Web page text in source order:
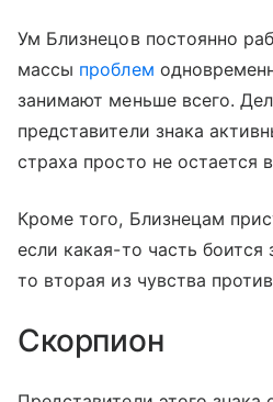
Ум Близнецов постоянно
массы проблем
занимают меньше всего.
представители знака
страха просто не остается
Кроме того, Близнецам
если какая-то часть
то вторая из чувства
Скорпион